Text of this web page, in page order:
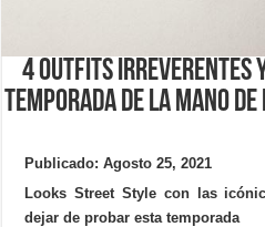
4 outfits irreverentes
temporada de la mano
Publicado: Agosto 25, 2021
Looks Street Style con las
dejar de probar esta temporada